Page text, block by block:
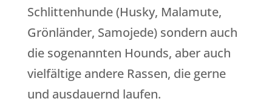
Schlittenhunde (Husky, Malamute,
Grönländer, Samojede) sondern auch
die sogenannten Hounds, aber auch
vielfältige andere Rassen, die gerne
und ausdauernd laufen.